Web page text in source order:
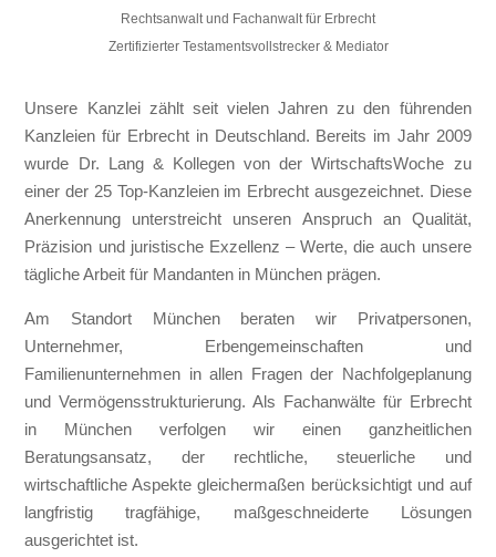
Rechtsanwalt und Fachanwalt für Erbrecht
Zertifizierter Testamentsvollstrecker & Mediator
Unsere Kanzlei zählt seit vielen Jahren zu den führenden
Kanzleien für Erbrecht in Deutschland. Bereits im Jahr 2009
wurde Dr. Lang & Kollegen von der WirtschaftsWoche zu
einer der 25 Top-Kanzleien im Erbrecht ausgezeichnet. Diese
Anerkennung unterstreicht unseren Anspruch an Qualität,
Präzision und juristische Exzellenz – Werte, die auch unsere
tägliche Arbeit für Mandanten in München prägen.
Am Standort München beraten wir Privatpersonen,
Unternehmer, Erbengemeinschaften und
Familienunternehmen in allen Fragen der Nachfolgeplanung
und Vermögensstrukturierung. Als Fachanwälte für Erbrecht
in München verfolgen wir einen ganzheitlichen
Beratungsansatz, der rechtliche, steuerliche und
wirtschaftliche Aspekte gleichermaßen berücksichtigt und auf
langfristig tragfähige, maßgeschneiderte Lösungen
ausgerichtet ist.